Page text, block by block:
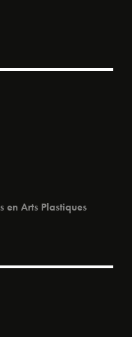
en Arts Plastiques